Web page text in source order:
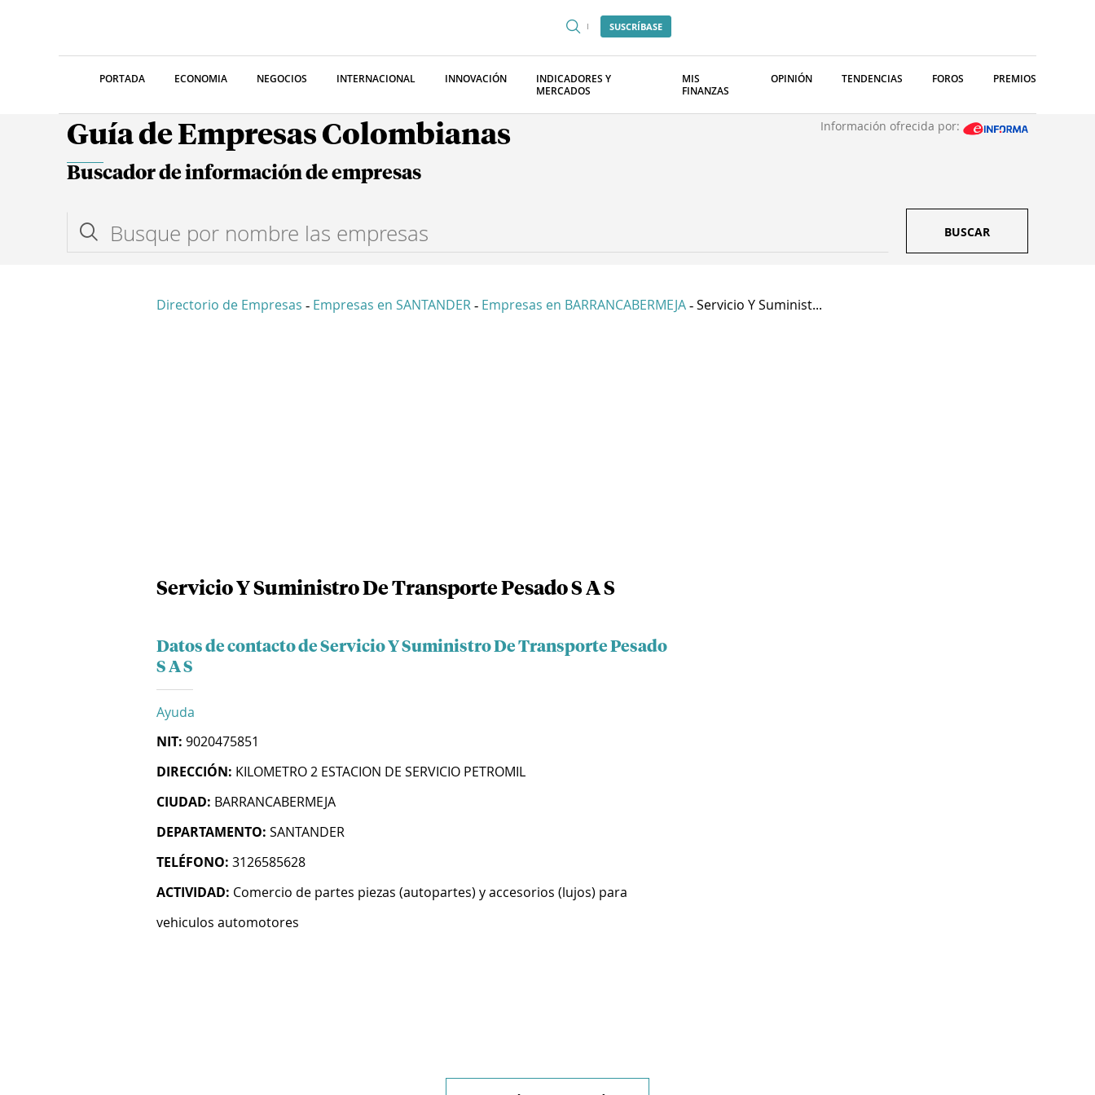
SUSCRÍBASE
PORTADA ECONOMIA NEGOCIOS INTERNACIONAL INNOVACIÓN
INDICADORES Y
MERCADOS
MIS
FINANZAS
OPINIÓN TENDENCIAS FOROS PREMIOS
Guía de Empresas Colombianas Información ofrecida por:
Buscador de información de empresas
BUSCAR
Directorio de Empresas - Empresas en SANTANDER - Empresas en BARRANCABERMEJA - Servicio Y Suminist...
Servicio Y Suministro De Transporte Pesado S A S
Datos de contacto de Servicio Y Suministro De Transporte Pesado
S A S
Ayuda
NIT: 9020475851
DIRECCIÓN: KILOMETRO 2 ESTACION DE SERVICIO PETROMIL
CIUDAD: BARRANCABERMEJA
DEPARTAMENTO: SANTANDER
TELÉFONO: 3126585628
ACTIVIDAD: Comercio de partes piezas (autopartes) y accesorios (lujos) para
vehiculos automotores